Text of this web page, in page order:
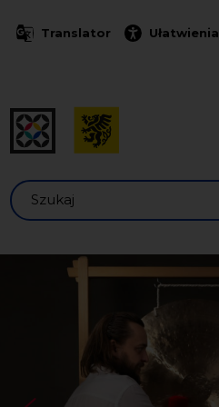
Translator Ułatwienia
Szukaj